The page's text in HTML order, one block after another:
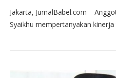
Jakarta, JurnalBabel.com –
Syaikhu mempertanyakan